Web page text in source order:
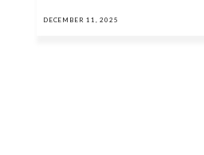
DECEMBER 11, 2025